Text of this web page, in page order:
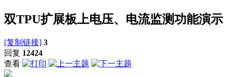
双TPU扩展板上电压、电流监测功能演示
[复制链接] 3
回复 12424
查看